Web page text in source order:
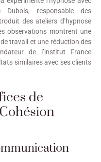
Dubois, responsable des
des ateliers d’hypnose
observations montrent une
travail et une réduction des
de l’institut France
similaires avec ses clients
de